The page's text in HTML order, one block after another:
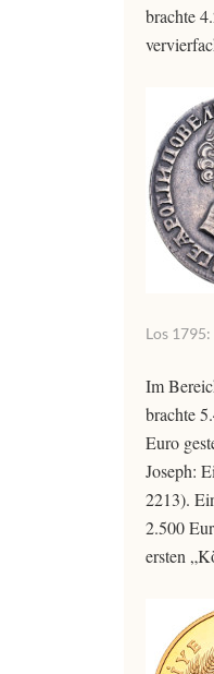
brachte
Los
Im
brachte
Euro
Joseph:
2213).
2.500
ersten